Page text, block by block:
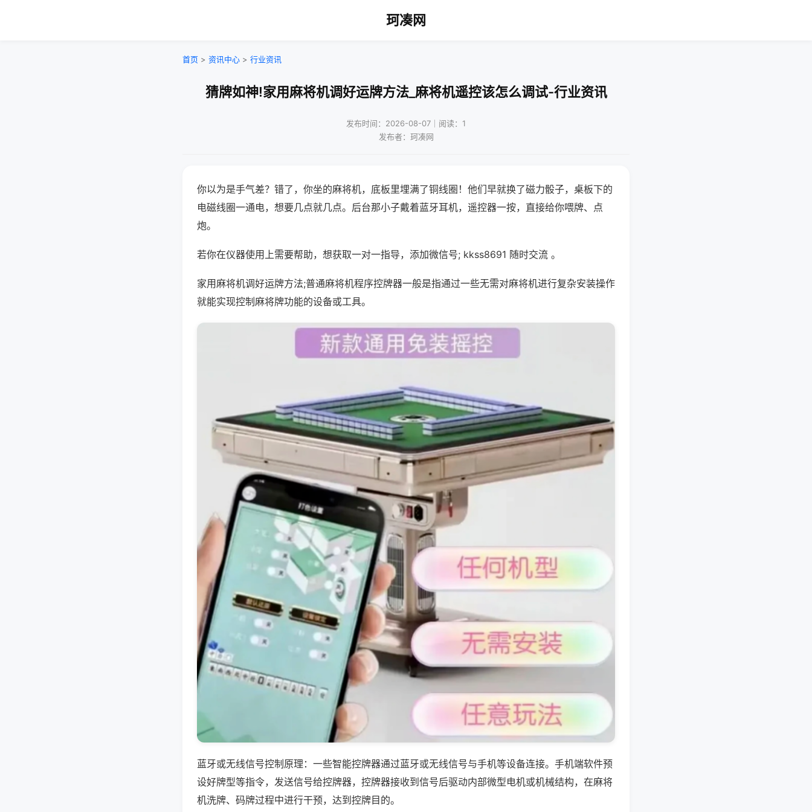
珂凑网
首页 > 资讯中心 > 行业资讯
猜牌如神!家用麻将机调好运牌方法_麻将机遥控该怎么调试-行业资讯
发布时间：2026-08-07｜阅读：1
发布者：珂凑网
你以为是手气差？错了，你坐的麻将机，底板里埋满了铜线圈！他们早就换了磁力骰子，桌板下的
电磁线圈一通电，想要几点就几点。后台那小子戴着蓝牙耳机，遥控器一按，直接给你喂牌、点
炮。
若你在仪器使用上需要帮助，想获取一对一指导，添加微信号; kkss8691 随时交流 。
家用麻将机调好运牌方法;普通麻将机程序控牌器一般是指通过一些无需对麻将机进行复杂安装操作
就能实现控制麻将牌功能的设备或工具。
蓝牙或无线信号控制原理：一些智能控牌器通过蓝牙或无线信号与手机等设备连接。手机端软件预
设好牌型等指令，发送信号给控牌器，控牌器接收到信号后驱动内部微型电机或机械结构，在麻将
机洗牌、码牌过程中进行干预，达到控牌目的。